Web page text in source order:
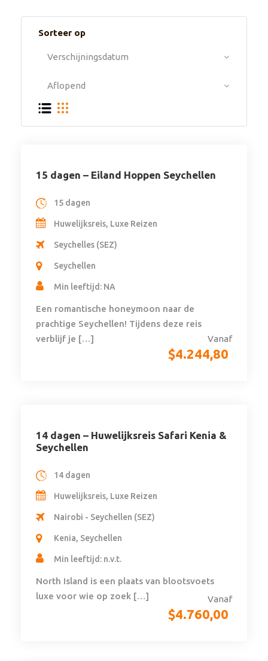
Sorteer op
15 dagen – Eiland Hoppen Seychellen
Vanaf
$4.244,80
15 dagen
Huwelijksreis, Luxe Reizen
Seychelles (SEZ)
Seychellen
Min leeftijd: NA
Een romantische honeymoon naar de
prachtige Seychellen! Tijdens deze reis
verblijf je […]
14 dagen – Huwelijksreis Safari Kenia &
Seychellen
Vanaf
$4.760,00
14 dagen
Huwelijksreis, Luxe Reizen
Nairobi - Seychellen (SEZ)
Kenia, Seychellen
Min leeftijd: n.v.t.
North Island is een plaats van blootsvoets
luxe voor wie op zoek […]